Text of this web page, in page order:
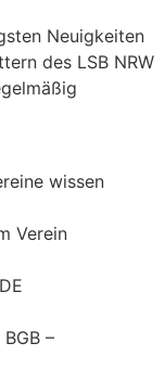
Neuigkeiten
des LSB NRW
wissen
Verein
–